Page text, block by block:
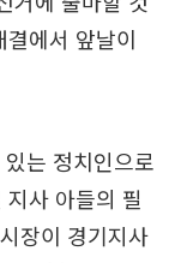
에서 앞날이
는 정치인으로
사 아들의 필
장이 경기지사